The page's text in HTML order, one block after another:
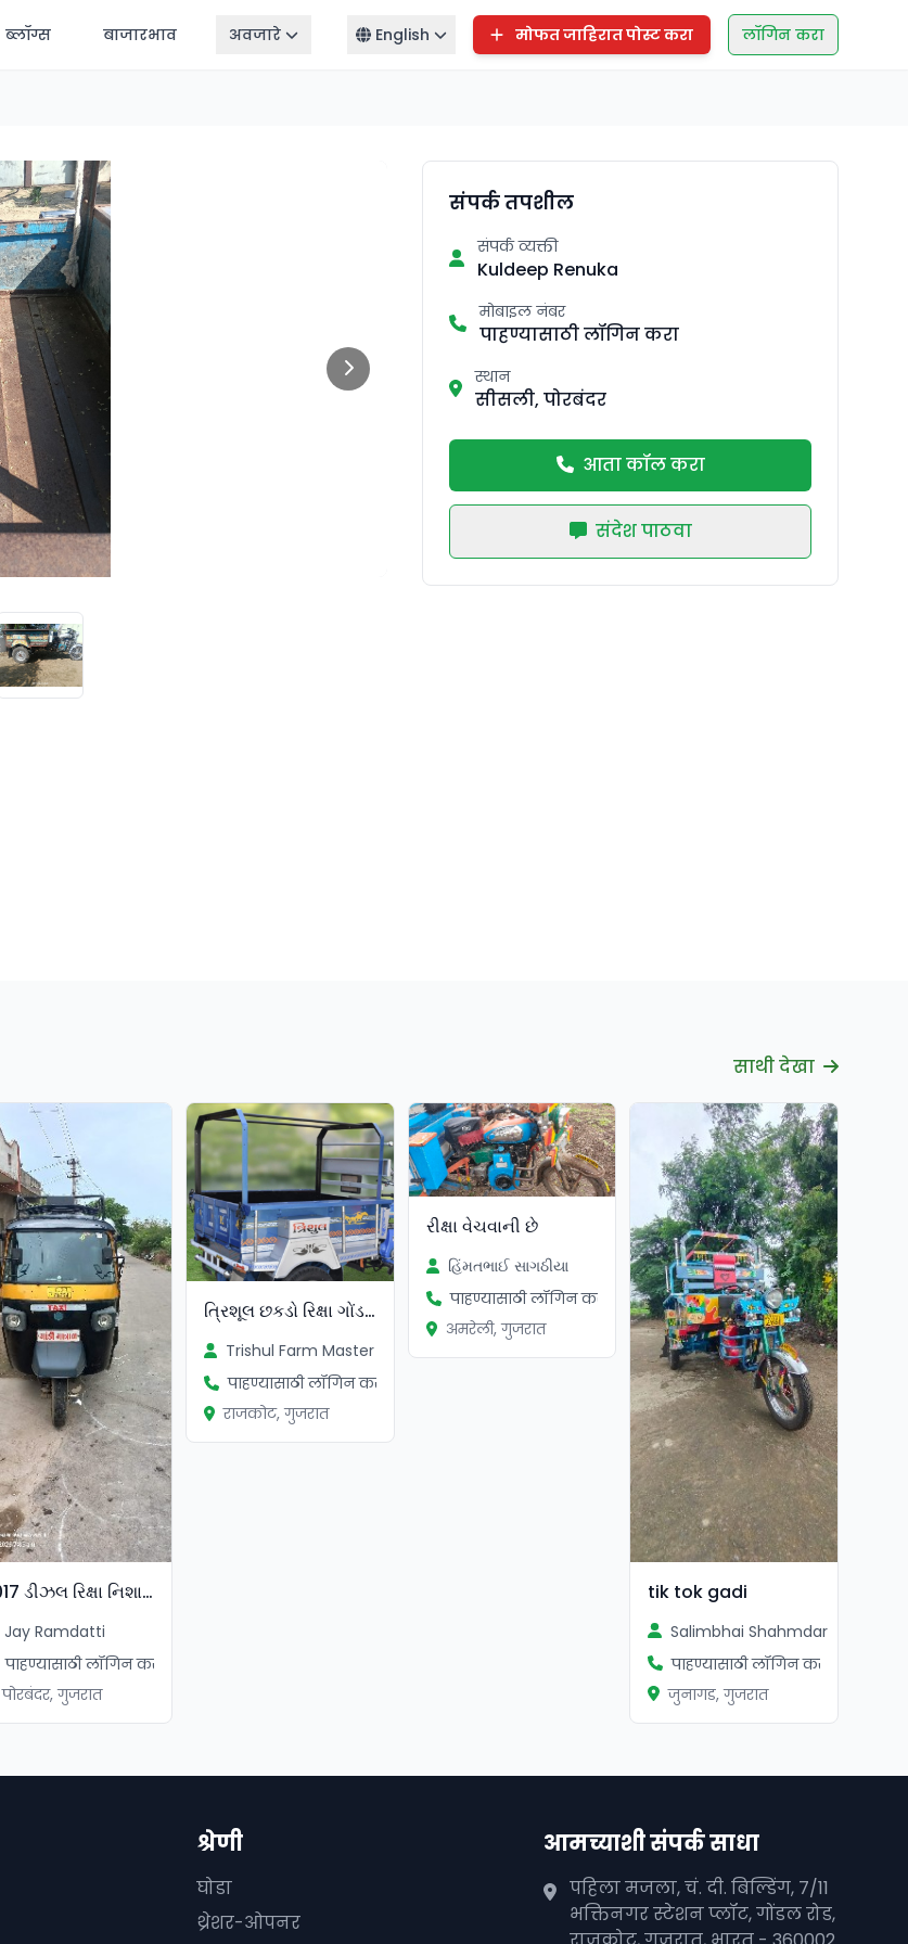
ब्लॉग्स बाजारभाव अवजारे English मोफत जाहिरात पोस्ट करा लॉगिन करा
संपर्क तपशील
संपर्क व्यक्ती
Kuldeep Renuka
मोबाइल नंबर
पाहण्यासाठी लॉगिन करा
स्थान
सीसली, पोरबंदर
आता कॉल करा
संदेश पाठवा
साथी देखा
2017 ડીઝલ રિક્ષા નિશાળ માં જ ચાલે
Jay Ramdatti
पाहण्यासाठी लॉगिन करा
पोरबंदर, गुजरात
सत्यापित
ત્રિશૂલ છકડો રિક્ષા ગોંડલ
Trishul Farm Master
पाहण्यासाठी लॉगिन करा
राजकोट, गुजरात
રીક્ષા વેચવાની છે
હિંમતભાઈ સાગઠીયા
पाहण्यासाठी लॉगिन करा
अमरेली, गुजरात
tik tok gadi
Salimbhai Shahmdar
पाहण्यासाठी लॉगिन करा
जुनागड, गुजरात
श्रेणी
घोडा
थ्रेशर-ओपनर
आमच्याशी संपर्क साधा
पहिला मजला, चं. दी. बिल्डिंग, 7/11
भक्तिनगर स्टेशन प्लॉट, गोंडल रोड,